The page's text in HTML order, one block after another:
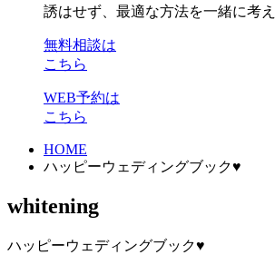
誘はせず、最適な方法を一緒に考え
無料相談は
こちら
WEB予約は
こちら
HOME
ハッピーウェディングブック♥️
whitening
ハッピーウェディングブック♥️